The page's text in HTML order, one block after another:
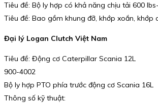
Tiêu đề: Bộ ly hợp có khả năng chịu tải 600
Tiêu đề: Bao gồm khung đỡ, khớp xoắn, khớp
Đại lý Logan Clutch Việt Nam
Tiêu đề: Động cơ Caterpillar Scania 12L
900-4002
Bộ ly hợp PTO phía trước động cơ Scania 16L
Thông số kỹ thuật: